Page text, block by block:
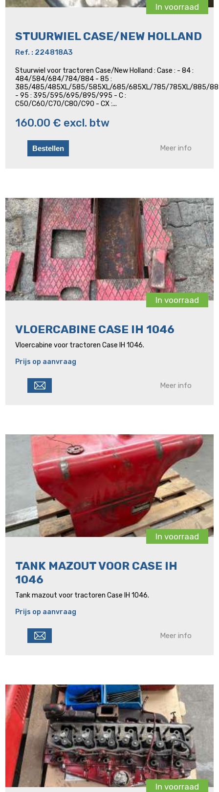
In voorraad
STUURWIEL CASE/NEW HOLLAND
Ref. : 224818A3
Stuurwiel voor tractoren Case/New Holland : Case : - 84 :
484/584/684/784/884 - 85 :
385/485/485XL/585/585XL/685/685XL/785/785XL/885/
- 95 : 395/595/695/895/995 - C :
C50/C60/C70/C80/C90 - CX :...
160.00 € excl. btw
Meer info
In voorraad
VLOERCABINE CASE IH 1046
Vloercabine voor tractoren Case IH 1046.
Prijs op aanvraag
Meer info
In voorraad
TANK MAZOUT VOOR CASE IH
1046
Tank mazout voor tractoren Case IH 1046.
Prijs op aanvraag
Meer info
In voorraad